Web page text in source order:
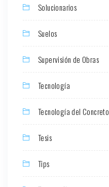
Solucionarios
Suelos
Supervisión de Obras
Tecnología
Tecnología del Concreto
Tesis
Tips